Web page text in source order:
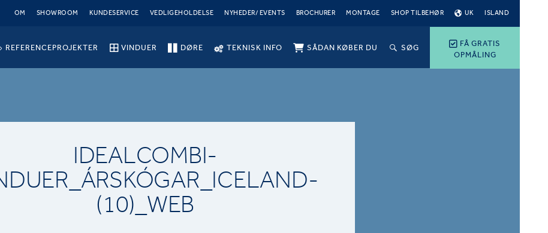
OM SHOWROOM KUNDESERVICE VEDLIGEHOLDELSE NYHEDER/ EVENTS BROCHURER MONTAGE SHOP TILBEHØR UK ISLAND
FÅ GRATIS
OPMÅLING
REFERENCEPROJEKTER VINDUER DØRE TEKNISK INFO SÅDAN KØBER DU SØG
IDEALCOMBI-
(10)_WEB